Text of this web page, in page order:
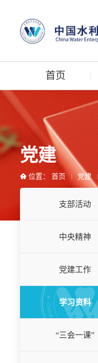
首页
党建
位置： 首页 党建
支部活动
中央精神
党建工作
学习资料
“三会一课”